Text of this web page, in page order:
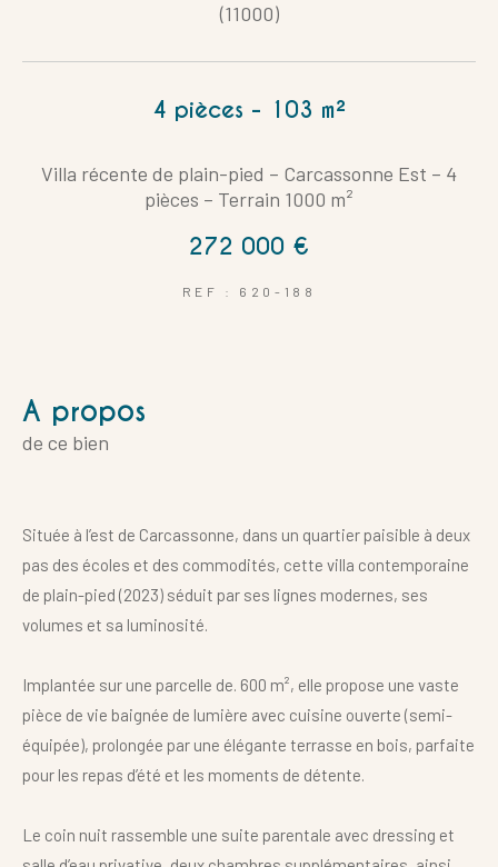
(11000)
4 pièces - 103 m²
Villa récente de plain-pied – Carcassonne Est – 4
pièces – Terrain 1000 m²
272 000 €
REF : 620-188
a propos
de ce bien
Située à l’est de Carcassonne, dans un quartier paisible à deux
pas des écoles et des commodités, cette villa contemporaine
de plain-pied (2023) séduit par ses lignes modernes, ses
volumes et sa luminosité.
Implantée sur une parcelle de. 600 m², elle propose une vaste
pièce de vie baignée de lumière avec cuisine ouverte (semi-
équipée), prolongée par une élégante terrasse en bois, parfaite
pour les repas d’été et les moments de détente.
Le coin nuit rassemble une suite parentale avec dressing et